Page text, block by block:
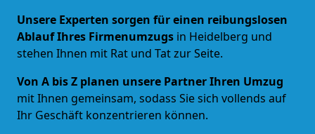
Unsere Experten sorgen für einen reibungslosen
Ablauf Ihres Firmenumzugs in Heidelberg und
stehen Ihnen mit Rat und Tat zur Seite.
Von A bis Z planen unsere Partner Ihren Umzug
mit Ihnen gemeinsam, sodass Sie sich vollends auf
Ihr Geschäft konzentrieren können.